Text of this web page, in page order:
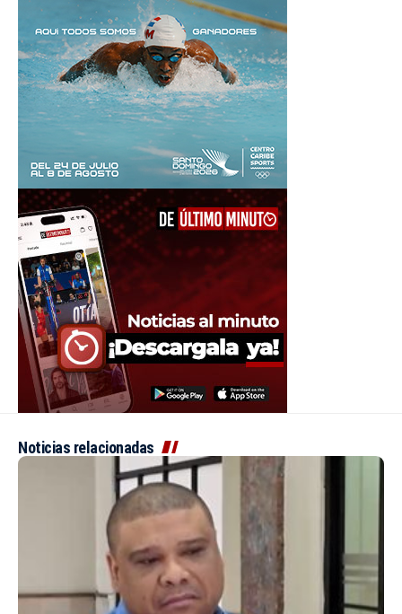
Noticias relacionadas